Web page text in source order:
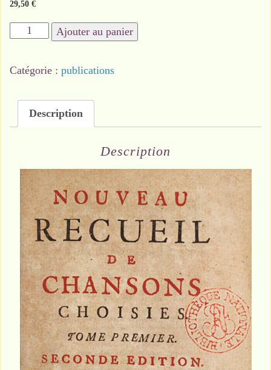
29,50 €
quantité
vielle
roue
Ajouter au panier
Catégorie : publications
Description
Description